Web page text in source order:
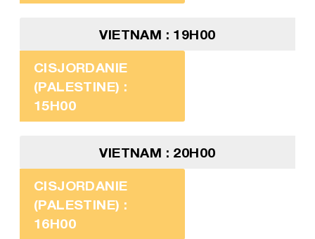
VIETNAM : 19H00
CISJORDANIE
(PALESTINE) :
15H00
VIETNAM : 20H00
CISJORDANIE
(PALESTINE) :
16H00